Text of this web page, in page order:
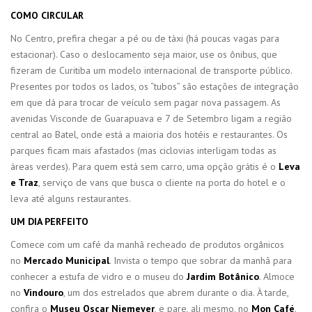
COMO CIRCULAR
No Centro, prefira chegar a pé ou de táxi (há poucas vagas para
estacionar). Caso o deslocamento seja maior, use os ônibus, que
fizeram de Curitiba um modelo internacional de transporte público.
Presentes por todos os lados, os “tubos” são estações de integração
em que dá para trocar de veículo sem pagar nova passagem. As
avenidas Visconde de Guarapuava e 7 de Setembro ligam a região
central ao Batel, onde está a maioria dos hotéis e restaurantes. Os
parques ficam mais afastados (mas ciclovias interligam todas as
áreas verdes). Para quem está sem carro, uma opção grátis é o Leva
e Traz, serviço de vans que busca o cliente na porta do hotel e o
leva até alguns restaurantes.
UM DIA PERFEITO
Comece com um café da manhã recheado de produtos orgânicos
no Mercado Municipal. Invista o tempo que sobrar da manhã para
conhecer a estufa de vidro e o museu do Jardim Botânico. Almoce
no Vindouro, um dos estrelados que abrem durante o dia. À tarde,
confira o Museu Oscar Niemeyer, e pare, ali mesmo, no Mon Café.